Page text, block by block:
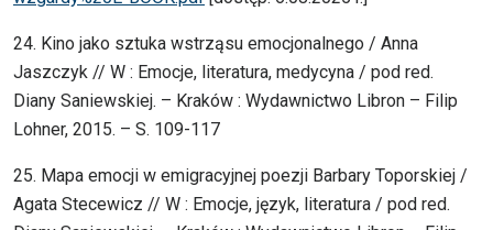
24. Kino jako sztuka wstrząsu emocjonalnego / Anna
Jaszczyk // W : Emocje, literatura, medycyna / pod red.
Diany Saniewskiej. – Kraków : Wydawnictwo Libron – Filip
Lohner, 2015. – S. 109-117
25. Mapa emocji w emigracyjnej poezji Barbary Toporskiej /
Agata Stecewicz // W : Emocje, język, literatura / pod red.